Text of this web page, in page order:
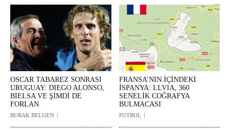
OSCAR TABAREZ SONRASI
URUGUAY: DIEGO ALONSO,
BIELSA VE ŞİMDİ DE
FORLAN
BURAK BELGEN
FRANSA’NIN İÇİNDEKİ
İSPANYA: LLVIA, 360
SENELİK COĞRAFYA
BULMACASI
FUTBOL